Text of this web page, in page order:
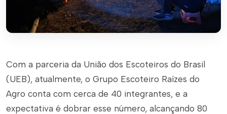
Com a parceria da União dos Escoteiros do Brasil
(UEB), atualmente, o Grupo Escoteiro Raízes do
Agro conta com cerca de 40 integrantes, e a
expectativa é dobrar esse número, alcançando 80